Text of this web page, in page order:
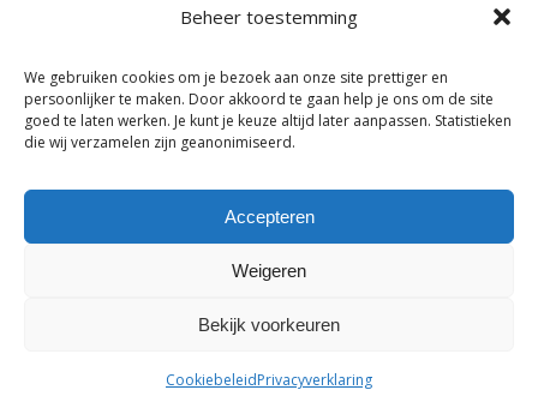
Beheer toestemming
We gebruiken cookies om je bezoek aan onze site prettiger en
persoonlijker te maken. Door akkoord te gaan help je ons om de site
goed te laten werken. Je kunt je keuze altijd later aanpassen. Statistieken
die wij verzamelen zijn geanonimiseerd.
Accepteren
Weigeren
Bekijk voorkeuren
CookiebeleidPrivacyverklaring
1998 - 2026 © Smederij Cornelis Pronk - Hosting: